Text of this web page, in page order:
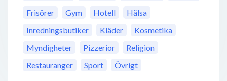
Frisörer
Gym Hotell
Hälsa
Inredningsbutiker
Kläder
Kosmetika
Myndigheter
Pizzerior
Religion
Restauranger
Sport Övrigt